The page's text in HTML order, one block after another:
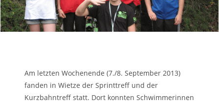
Am letzten Wochenende (7./8. September 2013)
fanden in Wietze der Sprinttreff und der
Kurzbahntreff statt. Dort konnten Schwimmerinnen